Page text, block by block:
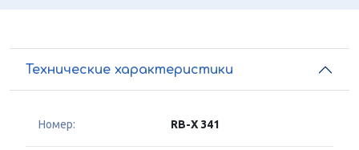
Технические характеристики
Номер: RB-X 341